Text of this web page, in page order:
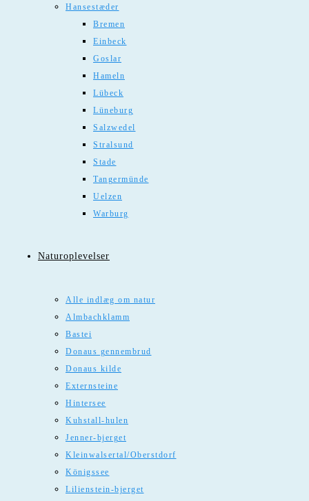
Hansestæder
Bremen
Einbeck
Goslar
Hameln
Lübeck
Lüneburg
Salzwedel
Stralsund
Stade
Tangermünde
Uelzen
Warburg
Naturoplevelser
Alle indlæg om natur
Almbachklamm
Bastei
Donaus gennembrud
Donaus kilde
Externsteine
Hintersee
Kuhstall-hulen
Jenner-bjerget
Kleinwalsertal/Oberstdorf
Königssee
Lilienstein-bjerget